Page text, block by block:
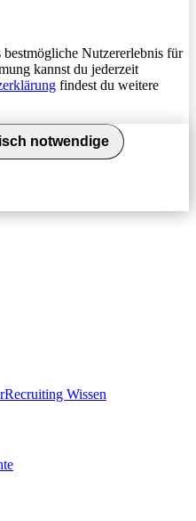
Nutzererlebnis für
kannst du jederzeit
findest du weitere
notwendige
Recruiting Wissen